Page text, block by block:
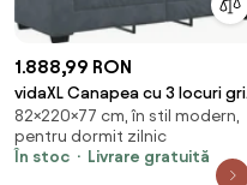
1.888,99 RON
vidaXL Canapea cu 3 locuri gri
închis 220x77x82 cm catifea
82×220×77 cm, în stil modern,
pentru dormit zilnic
În stoc
Livrare gratuită